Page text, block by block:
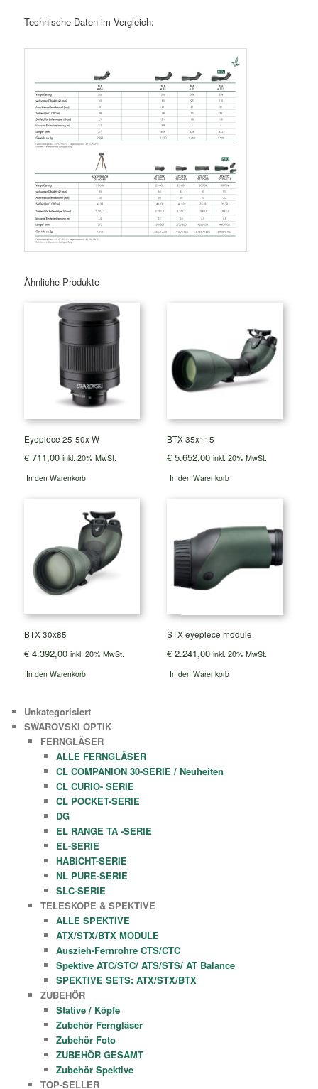
Technische Daten im Vergleich:
Ähnliche Produkte
Eyepiece 25-50x W
€ 711,00 inkl. 20% MwSt.
In den Warenkorb
BTX 35x115
€ 5.652,00 inkl. 20% MwSt.
In den Warenkorb
BTX 30x85
€ 4.392,00 inkl. 20% MwSt.
In den Warenkorb
STX eyepiece module
€ 2.241,00 inkl. 20% MwSt.
In den Warenkorb
Unkategorisiert
SWAROVSKI OPTIK
FERNGLÄSER
ALLE FERNGLÄSER
CL COMPANION 30-SERIE / Neuheiten
CL CURIO- SERIE
CL POCKET-SERIE
DG
EL RANGE TA -SERIE
EL-SERIE
HABICHT-SERIE
NL PURE-SERIE
SLC-SERIE
TELESKOPE & SPEKTIVE
ALLE SPEKTIVE
ATX/STX/BTX MODULE
Auszieh-Fernrohre CTS/CTC
Spektive ATC/STC/ ATS/STS/ AT Balance
SPEKTIVE SETS: ATX/STX/BTX
ZUBEHÖR
Stative / Köpfe
Zubehör Ferngläser
Zubehör Foto
ZUBEHÖR GESAMT
Zubehör Spektive
TOP-SELLER